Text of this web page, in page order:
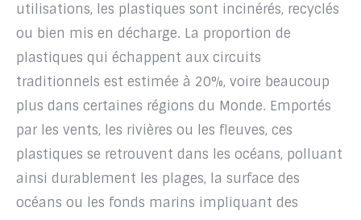
utilisations, les plastiques sont incinérés, recyclés
ou bien mis en décharge. La proportion de
plastiques qui échappent aux circuits
traditionnels est estimée à 20%, voire beaucoup
plus dans certaines régions du Monde. Emportés
par les vents, les rivières ou les fleuves, ces
plastiques se retrouvent dans les océans, polluant
ainsi durablement les plages, la surface des
océans ou les fonds marins impliquant des